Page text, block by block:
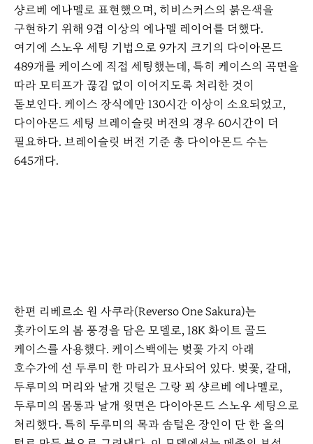
샹르베 에나멜로 표현했으며, 히비스커스의 붉은색을
구현하기 위해 9겹 이상의 에나멜 레이어를 더했다.
여기에 스노우 세팅 기법으로 9가지 크기의 다이아몬드
489개를 케이스에 직접 세팅했는데, 특히 케이스의 곡면을
따라 모티프가 끊김 없이 이어지도록 처리한 것이
돋보인다. 케이스 장식에만 130시간 이상이 소요되었고,
다이아몬드 세팅 브레이슬릿 버전의 경우 60시간이 더
필요하다. 브레이슬릿 버전 기준 총 다이아몬드 수는
645개다.
한편 리베르소 원 사쿠라(Reverso One Sakura)는
홋카이도의 봄 풍경을 담은 모델로, 18K 화이트 골드
케이스를 사용했다. 케이스백에는 벚꽃 가지 아래
호수가에 선 두루미 한 마리가 묘사되어 있다. 벚꽃, 갈대,
두루미의 머리와 날개 깃털은 그랑 푀 샹르베 에나멜로,
두루미의 몸통과 날개 윗면은 다이아몬드 스노우 세팅으로
처리했다. 특히 두루미의 목과 솜털은 장인이 단 한 올의